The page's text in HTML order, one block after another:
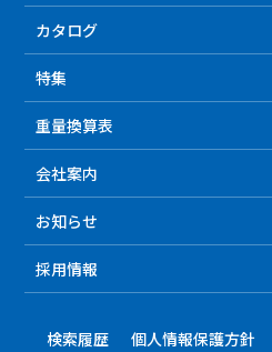
カタログ
特集
重量換算表
会社案内
お知らせ
採用情報
検索履歴 個人情報保護方針